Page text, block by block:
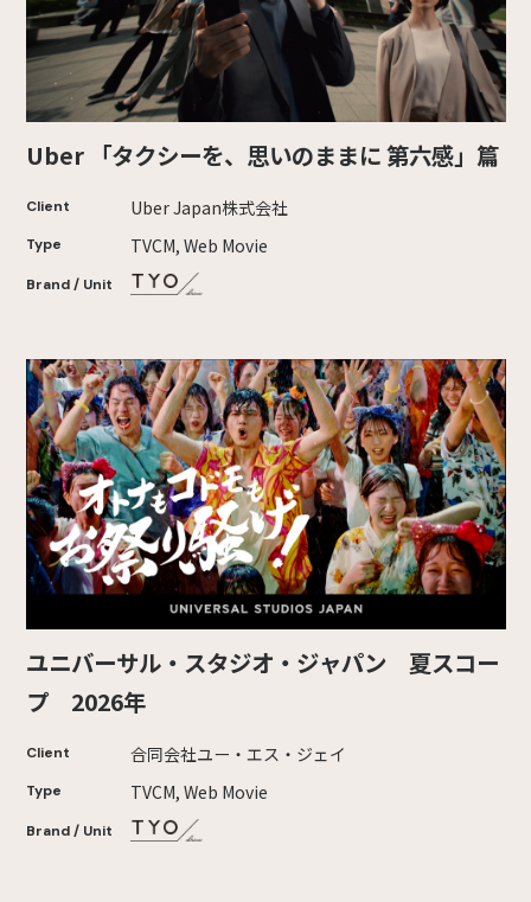
Uber 「タクシーを、思いのままに 第六感」篇
Client Uber Japan株式会社
Type TVCM, Web Movie
Brand / Unit
ユニバーサル・スタジオ・ジャパン 夏スコー
プ 2026年
Client 合同会社ユー・エス・ジェイ
Type TVCM, Web Movie
Brand / Unit